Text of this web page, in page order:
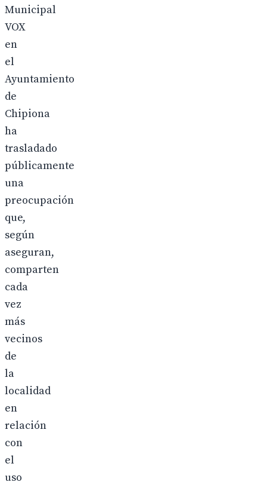
Municipal
VOX
en
el
Ayuntamiento
de
Chipiona
ha
trasladado
públicamente
una
preocupación
que,
según
aseguran,
comparten
cada
vez
más
vecinos
de
la
localidad
en
relación
con
el
uso